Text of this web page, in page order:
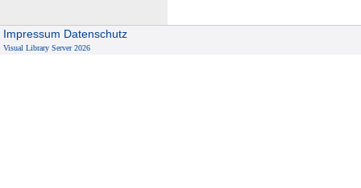
Impressum Datenschutz
Visual Library Server 2026